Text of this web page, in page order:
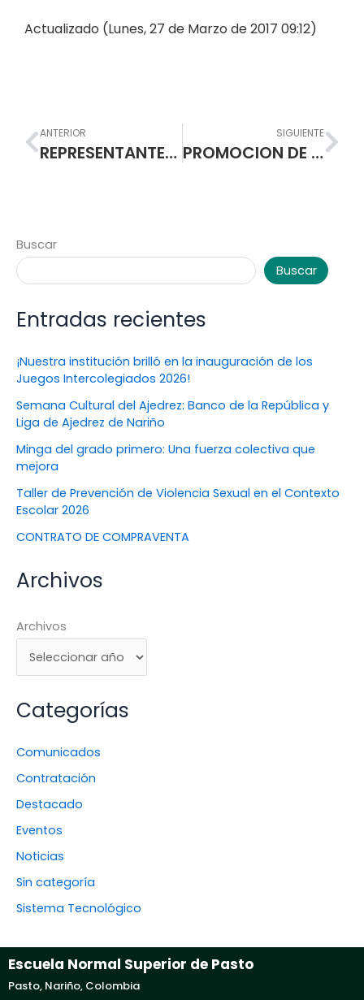
Actualizado (Lunes, 27 de Marzo de 2017 09:12)
Prev
ANTERIOR
REPRESENTANTES DEL MINISTERIO DE EDUCACIÓN NACIONAL Y DE LA SECRETARÍA DE EDUCACIÓN MUNICIPAL SOCIALIZARON PROYECTO DE INFRAESTRUCTURA PARA JORNADA ÚNICA EN LA I.E.M. ESCUELA NORMAL SUPERIOR DE PASTO
SIGUIENTE
PROMOCION DE LA LECTURA EN LA NORMAL SUPERIOR DE PASTO
Buscar
Buscar
Entradas recientes
¡Nuestra institución brilló en la inauguración de los
Juegos Intercolegiados 2026!
Semana Cultural del Ajedrez: Banco de la República y
Liga de Ajedrez de Nariño
Minga del grado primero: Una fuerza colectiva que
mejora
Taller de Prevención de Violencia Sexual en el Contexto
Escolar 2026
CONTRATO DE COMPRAVENTA
Archivos
Archivos
Categorías
Comunicados
Contratación
Destacado
Eventos
Noticias
Sin categoría
Sistema Tecnológico
Escuela Normal Superior de Pasto
Pasto, Nariño, Colombia